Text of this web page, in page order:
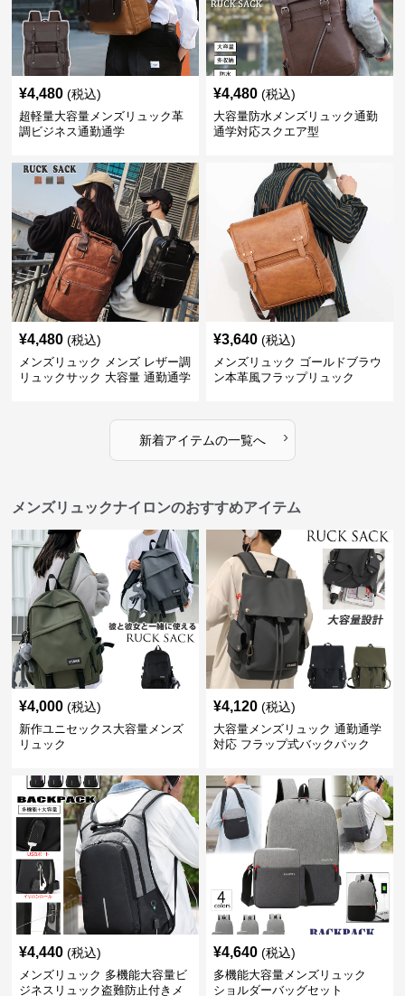
¥4,480 (税込)
超軽量大容量メンズリュック革
調ビジネス通勤通学
¥4,480 (税込)
大容量防水メンズリュック通勤
通学対応スクエア型
¥4,480 (税込)
メンズリュック メンズ レザー調
リュックサック 大容量 通勤通学
¥3,640 (税込)
メンズリュック ゴールドブラウ
ン本革風フラップリュック
新着アイテムの一覧へ ›
メンズリュックナイロンのおすすめアイテム
¥4,000 (税込)
新作ユニセックス大容量メンズ
リュック
¥4,120 (税込)
大容量メンズリュック 通勤通学
対応 フラップ式バックパック
¥4,440 (税込)
メンズリュック 多機能大容量ビ
ジネスリュック盗難防止付きメ
¥4,640 (税込)
多機能大容量メンズリュック
ショルダーバッグセット